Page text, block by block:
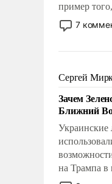
пример
двигаемся
стало
идеей.
7
Сергей
Зачем
Ближний
на Трампа в